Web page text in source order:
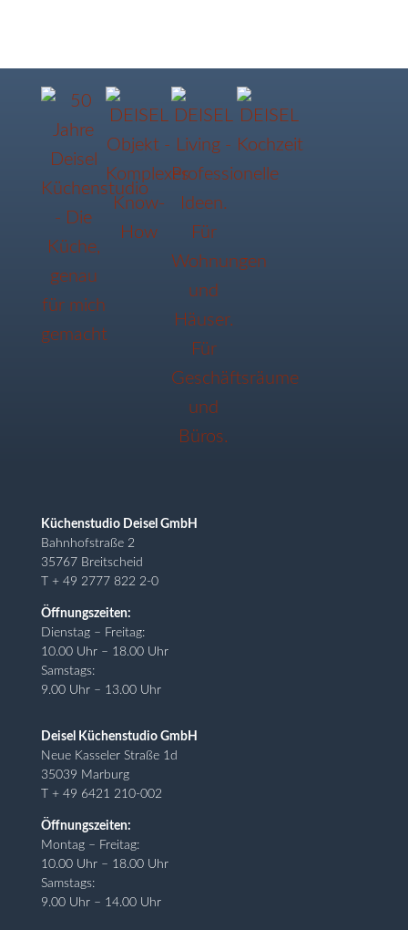
Küchenstudio Deisel GmbH
Bahnhofstraße 2
35767 Breitscheid
T + 49 2777 822 2-0
Öffnungszeiten:
Dienstag – Freitag:
10.00 Uhr – 18.00 Uhr
Samstags:
9.00 Uhr – 13.00 Uhr
Deisel Küchenstudio GmbH
Neue Kasseler Straße 1d
35039 Marburg
T + 49 6421 210-002
Öffnungszeiten:
Montag – Freitag:
10.00 Uhr – 18.00 Uhr
Samstags:
9.00 Uhr – 14.00 Uhr